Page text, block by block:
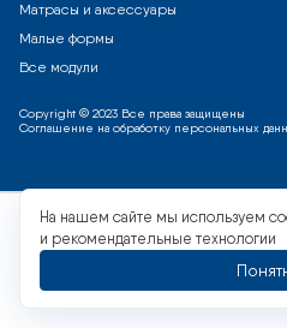
Матрасы и аксессуары
Малые формы
Все модули
Copyright © 2023 Все права защищены
Соглашение на обработку персональных
На нашем сайте мы используем
и рекомендательные технологии